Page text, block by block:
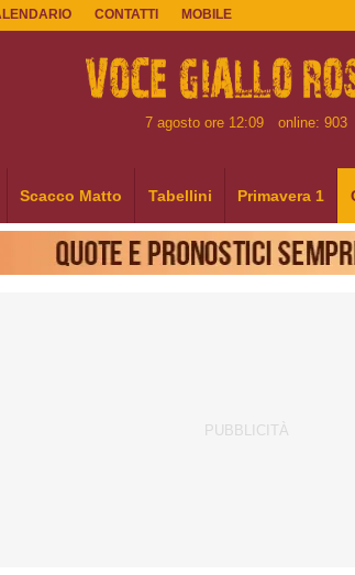
CONTATTI MOBILE
7 agosto ore 12:09 online: 903
Scacco Matto Tabellini Primavera 1